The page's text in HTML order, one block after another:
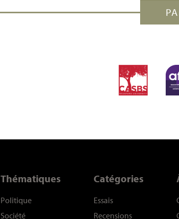
Thématiques
Politique
Société
Catégories
Essais
Recensions